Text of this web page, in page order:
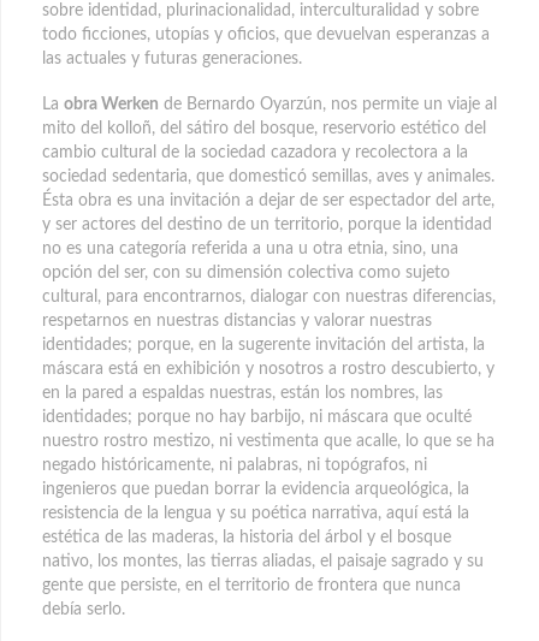
sobre identidad, plurinacionalidad, interculturalidad y sobre
todo ficciones, utopías y oficios, que devuelvan esperanzas a
las actuales y futuras generaciones.
La obra Werken de Bernardo Oyarzún, nos permite un viaje al
mito del kolloñ, del sátiro del bosque, reservorio estético del
cambio cultural de la sociedad cazadora y recolectora a la
sociedad sedentaria, que domesticó semillas, aves y animales.
Ésta obra es una invitación a dejar de ser espectador del arte,
y ser actores del destino de un territorio, porque la identidad
no es una categoría referida a una u otra etnia, sino, una
opción del ser, con su dimensión colectiva como sujeto
cultural, para encontrarnos, dialogar con nuestras diferencias,
respetarnos en nuestras distancias y valorar nuestras
identidades; porque, en la sugerente invitación del artista, la
máscara está en exhibición y nosotros a rostro descubierto, y
en la pared a espaldas nuestras, están los nombres, las
identidades; porque no hay barbijo, ni máscara que oculté
nuestro rostro mestizo, ni vestimenta que acalle, lo que se ha
negado históricamente, ni palabras, ni topógrafos, ni
ingenieros que puedan borrar la evidencia arqueológica, la
resistencia de la lengua y su poética narrativa, aquí está la
estética de las maderas, la historia del árbol y el bosque
nativo, los montes, las tierras aliadas, el paisaje sagrado y su
gente que persiste, en el territorio de frontera que nunca
debía serlo.